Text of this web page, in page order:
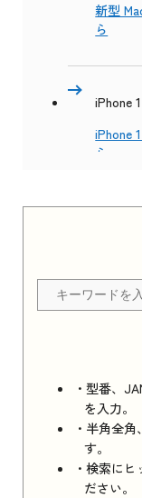
・型番、
を入力。
・半角全
す。
・検索に
ださい。
新型
ら
iPhone
iPhone
ら
Apple
ちら
iPhone
iPhone
ら
iPad 11